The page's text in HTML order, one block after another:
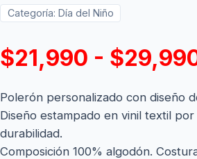
Categoría: Día del Niño
$21,990 -
Polerón personalizado con diseño
Diseño estampado en vinil textil
durabilidad.
Composición 100% algodón.